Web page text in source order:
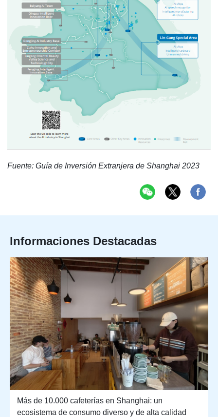
Fuente: Guía de Inversión Extranjera de Shanghai 2023
Informaciones Destacadas
Más de 10.000 cafeterías en Shanghai: un
ecosistema de consumo diverso y de alta calidad